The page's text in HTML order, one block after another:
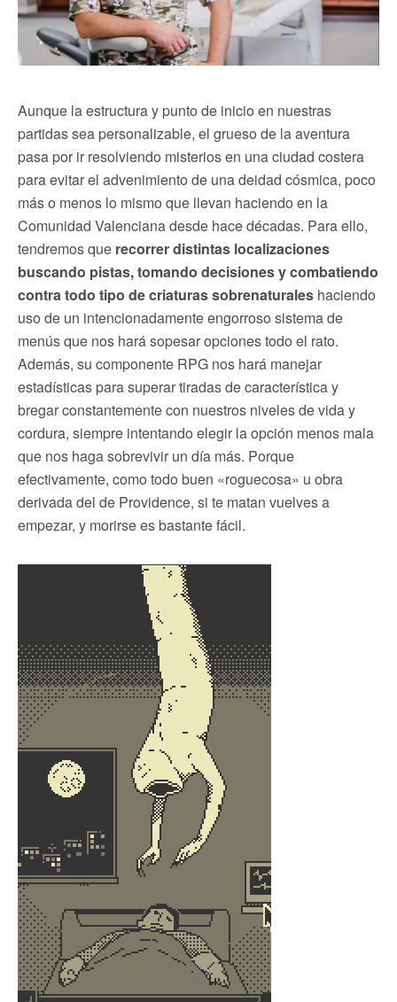
Aunque la estructura y punto de inicio en nuestras
partidas sea personalizable, el grueso de la aventura
pasa por ir resolviendo misterios en una ciudad costera
para evitar el advenimiento de una deidad cósmica, poco
más o menos lo mismo que llevan haciendo en la
Comunidad Valenciana desde hace décadas. Para ello,
tendremos que recorrer distintas localizaciones
buscando pistas, tomando decisiones y combatiendo
contra todo tipo de criaturas sobrenaturales haciendo
uso de un intencionadamente engorroso sistema de
menús que nos hará sopesar opciones todo el rato.
Además, su componente RPG nos hará manejar
estadísticas para superar tiradas de característica y
bregar constantemente con nuestros niveles de vida y
cordura, siempre intentando elegir la opción menos mala
que nos haga sobrevivir un día más. Porque
efectivamente, como todo buen «roguecosa» u obra
derivada del de Providence, si te matan vuelves a
empezar, y morirse es bastante fácil.